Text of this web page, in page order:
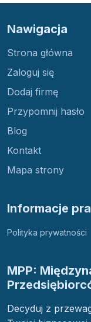
Nawigacja
Strona główna
Zaloguj się
Dodaj firmę
Przypomnij hasło
Blog
Kontakt
Mapa strony
Informacje
Polityka prywatności
MPP:
Decyduj z